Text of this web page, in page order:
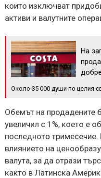
които изключват
активи и валутните
На
Oколо 35 000 души по целия
Обемът на продадените
увеличил с 1%, което е
последното
влиянието на
валута, за да отрази
както в Латинска